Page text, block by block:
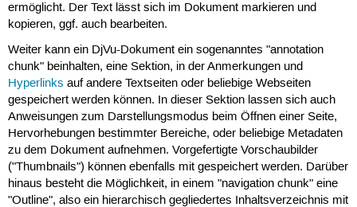
ermöglicht. Der Text lässt sich im Dokument markieren und
kopieren, ggf. auch bearbeiten.
Weiter kann ein DjVu-Dokument ein sogenanntes "annotation
chunk" beinhalten, eine Sektion, in der Anmerkungen und
Hyperlinks auf andere Textseiten oder beliebige Webseiten
gespeichert werden können. In dieser Sektion lassen sich auch
Anweisungen zum Darstellungsmodus beim Öffnen einer Seite,
Hervorhebungen bestimmter Bereiche, oder beliebige Metadaten
zu dem Dokument aufnehmen. Vorgefertigte Vorschaubilder
("Thumbnails") können ebenfalls mit gespeichert werden. Darüber
hinaus besteht die Möglichkeit, in einem "navigation chunk" eine
"Outline", also ein hierarchisch gegliedertes Inhaltsverzeichnis mit